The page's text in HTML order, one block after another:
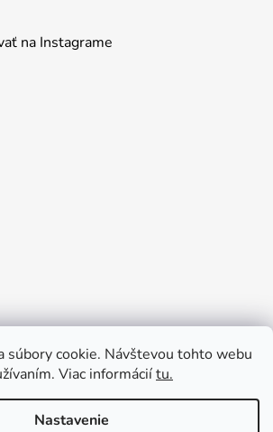
súbory cookie. Návštevou tohto webu
Viac informáciítu.
Nastavenie
na Instagrame